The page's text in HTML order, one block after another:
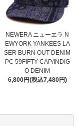
NEWERA ニューエラ N
EWYORK YANKEES LA
SER BURN OUT DENIM
PC 59FIFTY CAP/INDIG
O DENIM
6,800円(税込7,480円)